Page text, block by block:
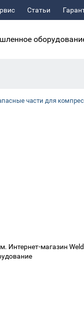
Статьи
части для